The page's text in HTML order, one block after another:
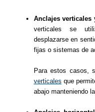
Anclajes verticales
verticales se
desplazarse en
fijas o sistemas de
Para estos casos,
verticales que
abajo manteniendo